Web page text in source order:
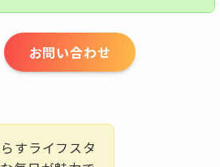
お問い合わせ
すライフスタ